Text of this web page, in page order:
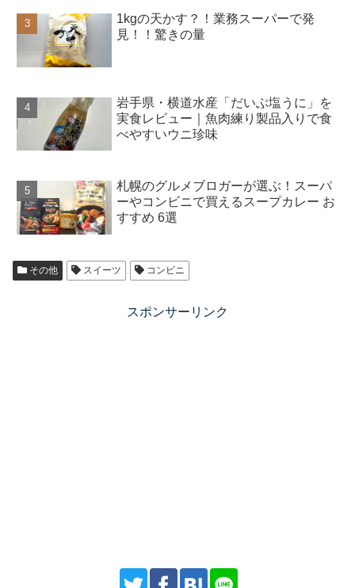
1kgの天かす？！業務スーパーで発
見！！驚きの量
岩手県・横道水産「だいぶ塩うに」を
実食レビュー｜魚肉練り製品入りで食
べやすいウニ珍味
札幌のグルメブロガーが選ぶ！スーパ
ーやコンビニで買えるスープカレー お
すすめ 6選
その他 スイーツ コンビニ
スポンサーリンク